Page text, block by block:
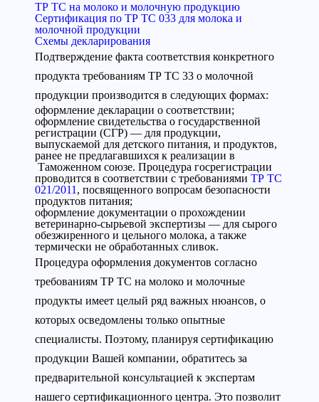
ТР ТС на молоко и молочную продукцию
Сертификация по ТР ТС 033 для молока и
молочной продукции
Схемы декларирования
Подтверждение факта соответствия конкретного
продукта требованиям ТР ТС 33 о молочной
продукции производится в следующих формах:
оформление декларации о соответствии;
оформление свидетельства о государственной
регистрации (СГР) — для продукции,
выпускаемой для детского питания, и продуктов,
ранее не предлагавшихся к реализации в
Таможенном союзе. Процедура госрегистрации
проводится в соответствии с требованиями ТР ТС
021/2011 , посвященного вопросам безопасности
продуктов питания;
оформление документации о прохождении
ветеринарно-сырьевой экспертизы — для сырого
обезжиренного и цельного молока, а также
термически не обработанных сливок.
Процедура оформления документов согласно
требованиям ТР ТС на молоко и молочные
продукты имеет целый ряд важных нюансов, о
которых осведомлены только опытные
специалисты. Поэтому, планируя сертификацию
продукции Вашей компании, обратитесь за
предварительной консультацией к экспертам
нашего сертификационного центра. Это позволит